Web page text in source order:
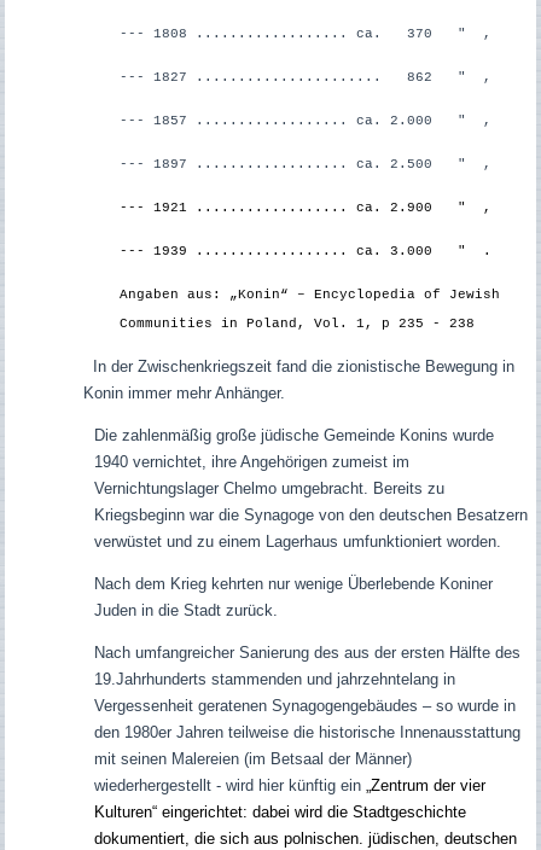
--- 1808 .................. ca. 370 " ,
--- 1827 ...................... 862 " ,
--- 1857 .................. ca. 2.000 " ,
--- 1897 .................. ca. 2.500 " ,
--- 1921 .................. ca. 2.900 " ,
--- 1939 .................. ca. 3.000 " .
Angaben aus: „Konin“ – Encyclopedia of Jewish
Communities in Poland, Vol. 1, p 235 - 238
In der Zwischenkriegszeit fand die zionistische Bewegung in
Konin immer mehr Anhänger.
Die zahlenmäßig große jüdische Gemeinde Konins wurde
1940 vernichtet, ihre Angehörigen zumeist im
Vernichtungslager Chelmo umgebracht. Bereits zu
Kriegsbeginn war die Synagoge von den deutschen Besatzern
verwüstet und zu einem Lagerhaus umfunktioniert worden.
Nach dem Krieg kehrten nur wenige Überlebende Koniner
Juden in die Stadt zurück.
Nach umfangreicher Sanierung des aus der ersten Hälfte des
19.Jahrhunderts stammenden und jahrzehntelang in
Vergessenheit geratenen Synagogengebäudes – so wurde in
den 1980er Jahren teilweise die historische Innenausstattung
mit seinen Malereien (im Betsaal der Männer)
wiederhergestellt - wird hier künftig ein „Zentrum der vier
Kulturen“ eingerichtet: dabei wird die Stadtgeschichte
dokumentiert, die sich aus polnischen. jüdischen, deutschen